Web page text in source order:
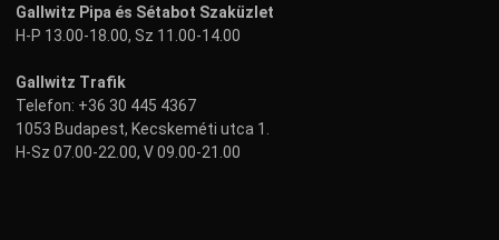
Gallwitz Pipa és Sétabot Szaküzlet
H-P 13.00-18.00, Sz 11.00-14.00
Gallwitz Trafik
Telefon: +36 30 445 4367
1053 Budapest, Kecskeméti utca 1.
H-Sz 07.00-22.00, V 09.00-21.00